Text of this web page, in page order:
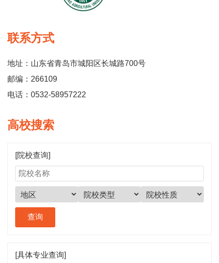
联系方式
地址：山东省青岛市城阳区长城路700号
邮编：266109
电话：0532-58957222
高校搜索
[院校查询]
[具体专业查询]